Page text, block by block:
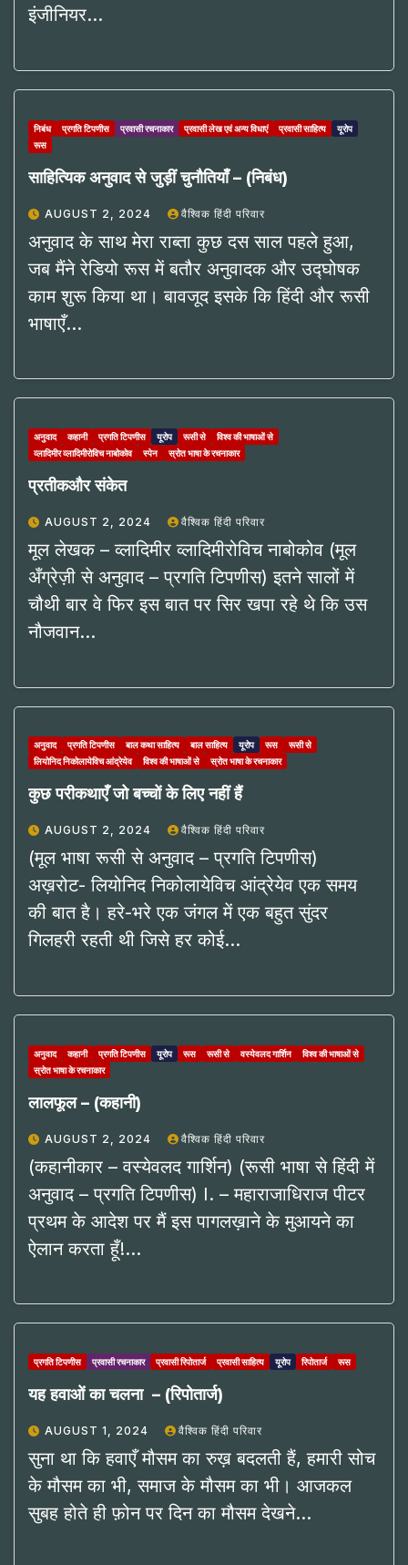
इंजीनियर…
निबंध प्रगति टिपणीस प्रवासी रचनाकार प्रवासी लेख एवं अन्य विधाएं प्रवासी साहित्य
यूरोप
रूस
साहित्यिक अनुवाद से जुड़ीं चुनौतियाँ – (निबंध)
AUGUST 2, 2024 वैश्विक हिंदी परिवार
अनुवाद के साथ मेरा राब्ता कुछ दस साल पहले हुआ,
जब मैंने रेडियो रूस में बतौर अनुवादक और उद्घोषक
काम शुरू किया था। बावजूद इसके कि हिंदी और रूसी
भाषाएँ…
अनुवाद कहानी प्रगति टिपणीस यूरोप रूसी से
विश्व की भाषाओं से
व्लादिमीर व्लादिमीरोविच नाबोकोव
स्पेन स्रोत भाषा के रचनाकार
प्रतीकऔर संकेत
AUGUST 2, 2024 वैश्विक हिंदी परिवार
मूल लेखक – व्लादिमीर व्लादिमीरोविच नाबोकोव (मूल
अँग्रेज़ी से अनुवाद – प्रगति टिपणीस) इतने सालों में
चौथी बार वे फिर इस बात पर सिर खपा रहे थे कि उस
नौजवान…
अनुवाद प्रगति टिपणीस बाल कथा साहित्य बाल साहित्य यूरोप रूस
रूसी से
लियोनिद निकोलायेविच आंद्रेयेव
विश्व की भाषाओं से स्रोत भाषा के रचनाकार
कुछ परीकथाएँ जो बच्चों के लिए नहीं हैं
AUGUST 2, 2024 वैश्विक हिंदी परिवार
(मूल भाषा रूसी से अनुवाद – प्रगति टिपणीस)
अख़रोट- लियोनिद निकोलायेविच आंद्रेयेव एक समय
की बात है। हरे-भरे एक जंगल में एक बहुत सुंदर
गिलहरी रहती थी जिसे हर कोई…
अनुवाद कहानी प्रगति टिपणीस यूरोप रूस रूसी से वस्येवलद गार्शिन
विश्व की भाषाओं से
स्रोत भाषा के रचनाकार
लालफूल – (कहानी)
AUGUST 2, 2024 वैश्विक हिंदी परिवार
(कहानीकार – वस्येवलद गार्शिन) (रूसी भाषा से हिंदी में
अनुवाद – प्रगति टिपणीस) I. – महाराजाधिराज पीटर
प्रथम के आदेश पर मैं इस पागलख़ाने के मुआयने का
ऐलान करता हूँ!…
प्रगति टिपणीस प्रवासी रचनाकार प्रवासी रिपोतार्ज प्रवासी साहित्य यूरोप रिपोतार्ज रूस
यह हवाओं का चलना – (रिपोतार्ज)
AUGUST 1, 2024 वैश्विक हिंदी परिवार
सुना था कि हवाएँ मौसम का रुख़ बदलती हैं, हमारी सोच
के मौसम का भी, समाज के मौसम का भी। आजकल
सुबह होते ही फ़ोन पर दिन का मौसम देखने…